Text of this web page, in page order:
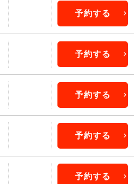
予約する
予約する
予約する
予約する
予約する